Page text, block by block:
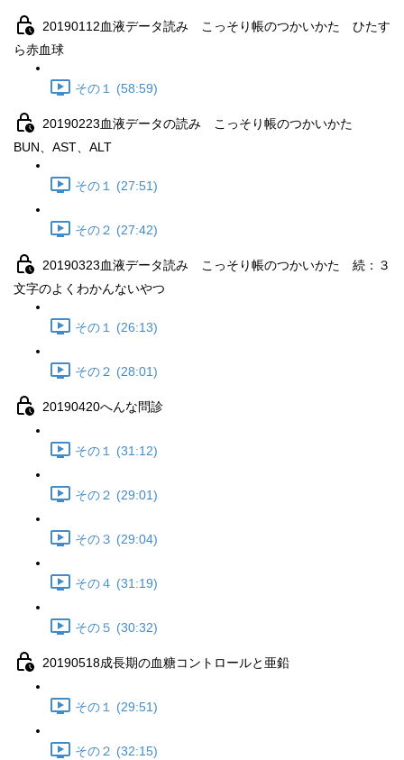
20190112血液データ読み こっそり帳のつかいかた ひたす
ら赤血球
その１ (58:59)
20190223血液データの読み こっそり帳のつかいかた
BUN、AST、ALT
その１ (27:51)
その２ (27:42)
20190323血液データ読み こっそり帳のつかいかた 続：３
文字のよくわかんないやつ
その１ (26:13)
その２ (28:01)
20190420へんな問診
その１ (31:12)
その２ (29:01)
その３ (29:04)
その４ (31:19)
その５ (30:32)
20190518成長期の血糖コントロールと亜鉛
その１ (29:51)
その２ (32:15)